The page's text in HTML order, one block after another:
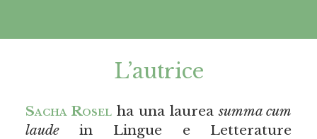
L’autrice
Sacha Rosel ha una laureasumma cum
laudein Lingue e Letterature